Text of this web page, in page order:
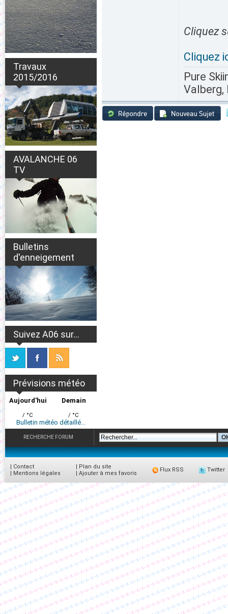
Travaux
2015/2016
AVALANCHE 06
TV
Bulletins
d'enneigement
Suivez A06 sur...
Prévisions météo
Aujourd'hui
/ °C
Demain
/ °C
Bulletin météo détaillé...
Cliquez
Cliquez
Pure
Valberg,
RECHERCHE FORUM
| Contact
| Mentions légales
| Plan du site
| Ajouter à mes favoris
Flux RSS Twitter